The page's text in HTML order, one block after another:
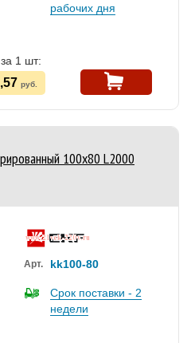
рабочих дня
1 шт:
руб.
100х80 L2000
Арт. kk100-80
Срок поставки - 2
недели